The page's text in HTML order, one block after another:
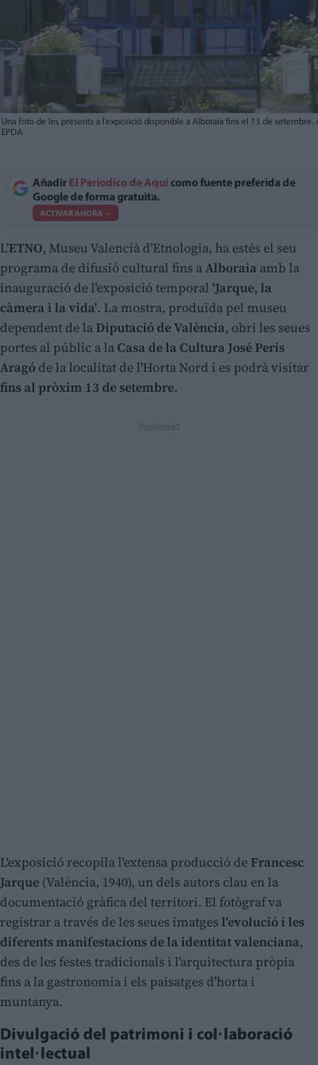
Una foto de les presents a l'exposició disponible a Alboraia fins el 13 de setembre.
EPDA
Añadir El Periodico de Aquí como fuente preferida de
Google de forma gratuita.
ACTIVAR AHORA
L'ETNO, Museu Valencià d'Etnologia, ha estés el seu
programa de difusió cultural fins aAlboraia amb la
inauguració de l'exposició temporal 'Jarque, la
càmera i la vida'. La mostra, produïda pel museu
dependent de la Diputació de València, obri les seues
portes al públic a la Casa de la Cultura José Peris
Aragó de la localitat de l'Horta Nord i es podrà visitar
fins al pròxim 13 de setembre.
L'exposició recopila l'extensa producció de Francesc
Jarque (València, 1940), un dels autors clau en la
documentació gràfica del territori. El fotògraf va
registrar a través de les seues imatges l'evolució i les
diferents manifestacions de la identitat valenciana,
des de les festes tradicionals i l'arquitectura pròpia
fins a la gastronomia i els paisatges d'horta i
muntanya.
Divulgació del patrimoni i col·laboració
intel·lectual